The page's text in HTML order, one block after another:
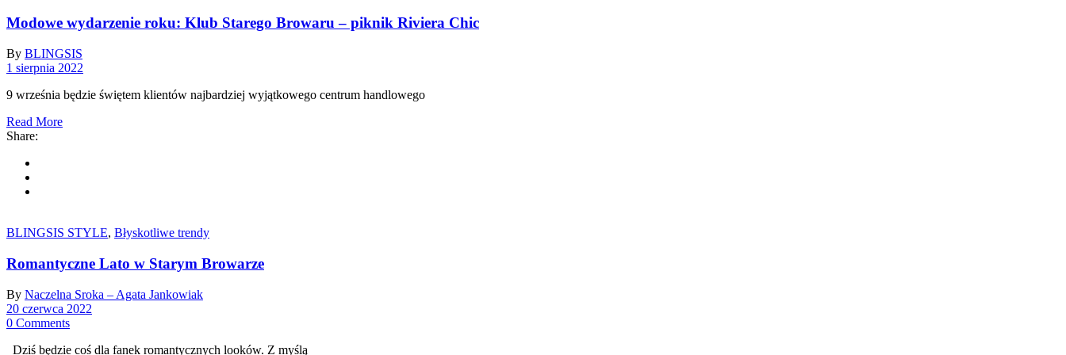
Modowe wydarzenie roku: Klub Starego Browaru – piknik Riviera Chic
By BLINGSIS
1 sierpnia 2022
9 września będzie świętem klientów najbardziej wyjątkowego centrum handlowego
Read More
Share:
BLINGSIS STYLE, Błyskotliwe trendy
Romantyczne Lato w Starym Browarze
By Naczelna Sroka – Agata Jankowiak
20 czerwca 2022
0 Comments
Dziś będzie coś dla fanek romantycznych looków. Z myślą